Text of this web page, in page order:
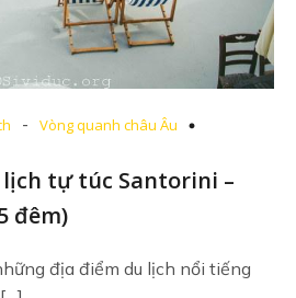
-
Vòng quanh châu Âu
tự túc Santorini –
đêm)
địa điểm du lịch nổi tiếng